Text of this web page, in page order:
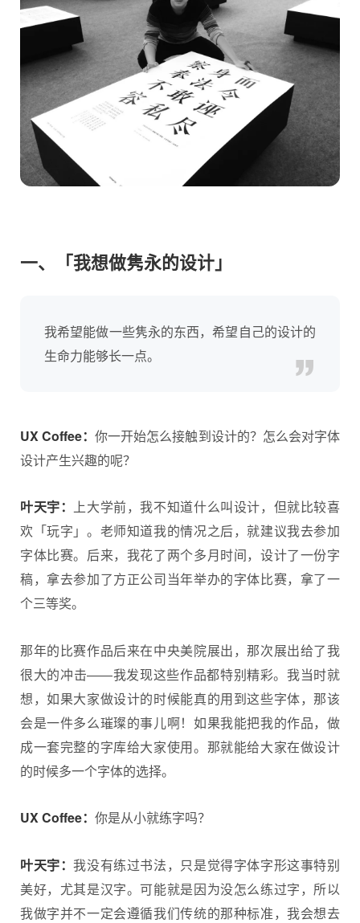
一、「我想做隽永的设计」
我希望能做一些隽永的东西，希望自己的设计的
生命力能够长一点。
UX Coffee：你一开始怎么接触到设计的？怎么会对字体
设计产生兴趣的呢？
叶天宇： 上大学前，我不知道什么叫设计，但就比较喜
欢「玩字」。老师知道我的情况之后，就建议我去参加
字体比赛。后来，我花了两个多月时间，设计了一份字
稿，拿去参加了方正公司当年举办的字体比赛，拿了一
个三等奖。
那年的比赛作品后来在中央美院展出，那次展出给了我
很大的冲击——我发现这些作品都特别精彩。我当时就
想，如果大家做设计的时候能真的用到这些字体，那该
会是一件多么璀璨的事儿啊！如果我能把我的作品，做
成一套完整的字库给大家使用。那就能给大家在做设计
的时候多一个字体的选择。
UX Coffee： 你是从小就练字吗？
叶天宇：我没有练过书法，只是觉得字体字形这事特别
美好，尤其是汉字。可能就是因为没怎么练过字，所以
我做字并不一定会遵循我们传统的那种标准，我会想去